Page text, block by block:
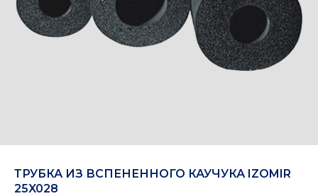
ТРУБКА ИЗ ВСПЕНЕННОГО КАУЧУКА IZOMIR
25X028